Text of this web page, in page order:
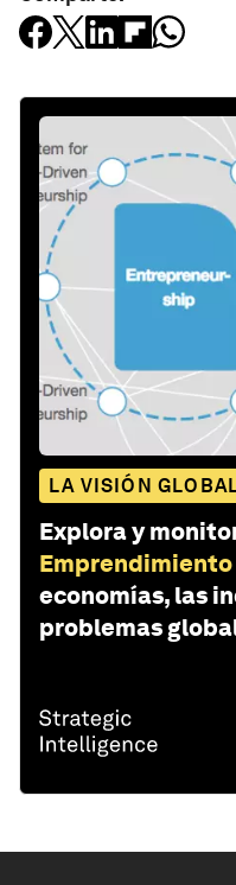
LA VISIÓN
Explora y
Emprendimiento
economías, las
problemas